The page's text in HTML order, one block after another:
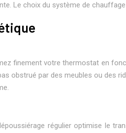
Le choix du système de
finement votre thermostat en
obstrué par des meubles ou des
régulier optimise le